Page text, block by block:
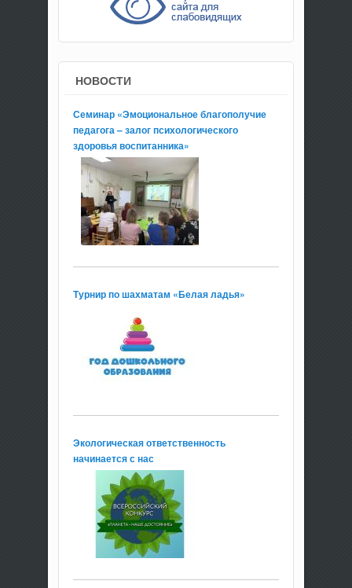
НОВОСТИ
Семинар «Эмоциональное благополучие
педагога – залог психологического
здоровья воспитанника»
Турнир по шахматам «Белая ладья»
Экологическая ответственность
начинается с нас